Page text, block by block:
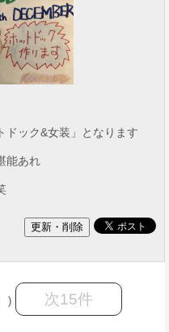
ドック&女装」となります
能あれ
) 次15件